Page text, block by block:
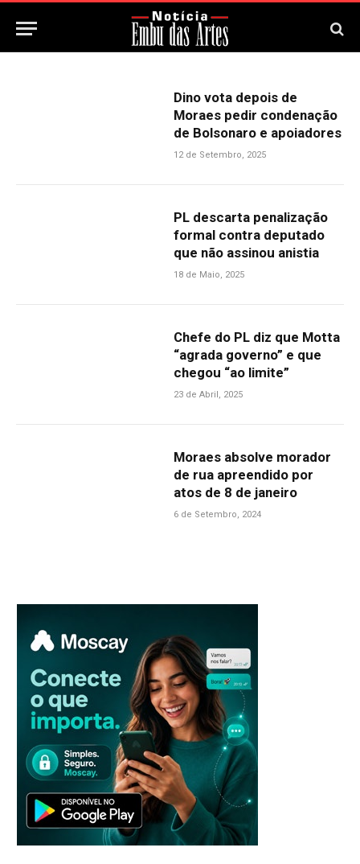
Dino vota depois de
Moraes pedir condenação
de Bolsonaro e apoiadores
12 de Setembro, 2025
PL descarta penalização
formal contra deputado
que não assinou anistia
18 de Maio, 2025
Chefe do PL diz que Motta
“agrada governo” e que
chegou “ao limite”
23 de Abril, 2025
Moraes absolve morador
de rua apreendido por
atos de 8 de janeiro
6 de Setembro, 2024